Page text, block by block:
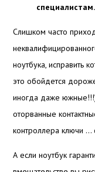
специалистам.
Слишком часто
ноутбука, исправить
это обойдется
иногда даже
оторванные
контроллера ключи
А если ноутбук